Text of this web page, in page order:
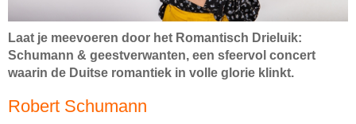
Laat je meevoeren door het Romantisch Drieluik:
Schumann & geestverwanten, een sfeervol concert
waarin de Duitse romantiek in volle glorie klinkt.
Robert Schumann